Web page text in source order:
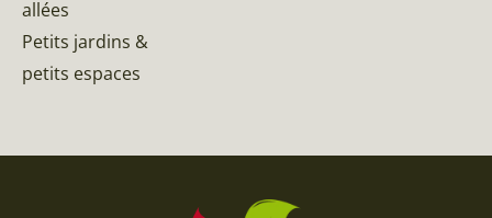
allées
Petits jardins &
petits espaces